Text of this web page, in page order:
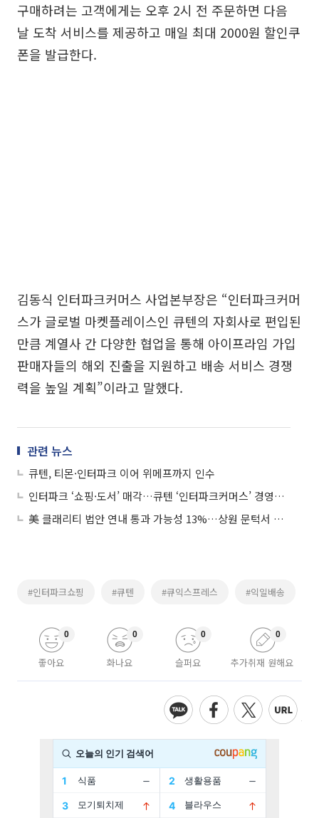
구매하려는 고객에게는 오후 2시 전 주문하면 다음
날 도착 서비스를 제공하고 매일 최대 2000원 할인쿠
폰을 발급한다.
김동식 인터파크커머스 사업본부장은 “인터파크커머
스가 글로벌 마켓플레이스인 큐텐의 자회사로 편입된
만큼 계열사 간 다양한 협업을 통해 아이프라임 가입
판매자들의 해외 진출을 지원하고 배송 서비스 경쟁
력을 높일 계획”이라고 말했다.
관련 뉴스
큐텐, 티몬·인터파크 이어 위메프까지 인수
인터파크 ‘쇼핑·도서’ 매각…큐텐 ‘인터파크커머스’ 경영권 인수
美 클래리티 법안 연내 통과 가능성 13%…상원 문턱서 제동
#인터파크쇼핑 #큐텐 #큐익스프레스 #익일배송
좋아요
0
화나요
0
슬퍼요
0
추가취재 원해요
0